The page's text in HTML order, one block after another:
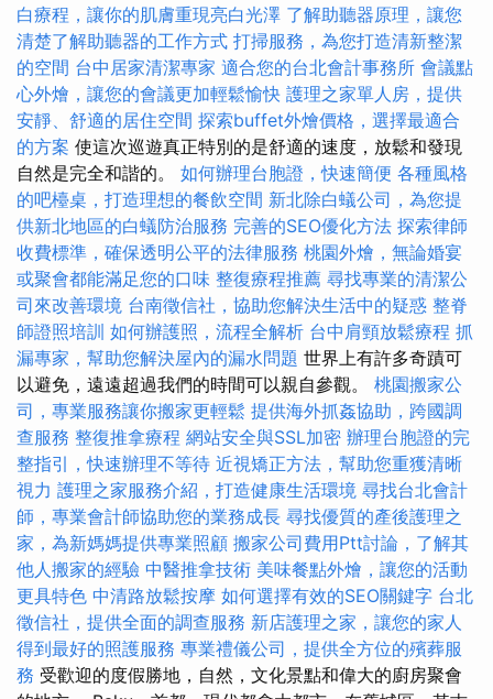
白療程，讓你的肌膚重現亮白光澤 了解助聽器原理，讓您
清楚了解助聽器的工作方式 打掃服務，為您打造清新整潔
的空間 台中居家清潔專家 適合您的台北會計事務所 會議點
心外燴，讓您的會議更加輕鬆愉快 護理之家單人房，提供
安靜、舒適的居住空間 探索buffet外燴價格，選擇最適合
的方案 使這次巡遊真正特別的是舒適的速度，放鬆和發現
自然是完全和諧的。 如何辦理台胞證，快速簡便 各種風格
的吧檯桌，打造理想的餐飲空間 新北除白蟻公司，為您提
供新北地區的白蟻防治服務 完善的SEO優化方法 探索律師
收費標準，確保透明公平的法律服務 桃園外燴，無論婚宴
或聚會都能滿足您的口味 整復療程推薦 尋找專業的清潔公
司來改善環境 台南徵信社，協助您解決生活中的疑惑 整脊
師證照培訓 如何辦護照，流程全解析 台中肩頸放鬆療程 抓
漏專家，幫助您解決屋內的漏水問題 世界上有許多奇蹟可
以避免，遠遠超過我們的時間可以親自參觀。 桃園搬家公
司，專業服務讓你搬家更輕鬆 提供海外抓姦協助，跨國調
查服務 整復推拿療程 網站安全與SSL加密 辦理台胞證的完
整指引，快速辦理不等待 近視矯正方法，幫助您重獲清晰
視力 護理之家服務介紹，打造健康生活環境 尋找台北會計
師，專業會計師協助您的業務成長 尋找優質的產後護理之
家，為新媽媽提供專業照顧 搬家公司費用Ptt討論，了解其
他人搬家的經驗 中醫推拿技術 美味餐點外燴，讓您的活動
更具特色 中清路放鬆按摩 如何選擇有效的SEO關鍵字 台北
徵信社，提供全面的調查服務 新店護理之家，讓您的家人
得到最好的照護服務 專業禮儀公司，提供全方位的殯葬服
務 受歡迎的度假勝地，自然，文化景點和偉大的廚房聚會